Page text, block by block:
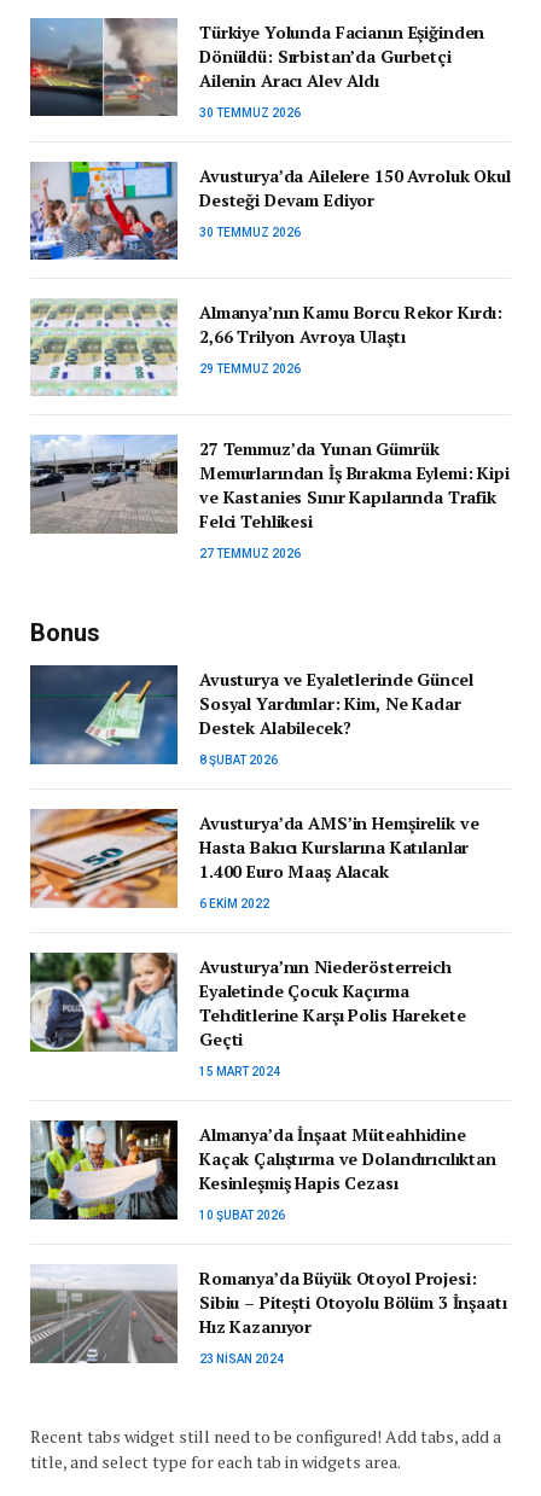
Türkiye Yolunda Facianın Eşiğinden
Dönüldü: Sırbistan’da Gurbetçi
Ailenin Aracı Alev Aldı
30 TEMMUZ 2026
Avusturya’da Ailelere 150 Avroluk Okul
Desteği Devam Ediyor
30 TEMMUZ 2026
Almanya’nın Kamu Borcu Rekor Kırdı:
2,66 Trilyon Avroya Ulaştı
29 TEMMUZ 2026
27 Temmuz’da Yunan Gümrük
Memurlarından İş Bırakma Eylemi: Kipi
ve Kastanies Sınır Kapılarında Trafik
Felci Tehlikesi
27 TEMMUZ 2026
Bonus
Avusturya ve Eyaletlerinde Güncel
Sosyal Yardımlar: Kim, Ne Kadar
Destek Alabilecek?
8 ŞUBAT 2026
Avusturya’da AMS’in Hemşirelik ve
Hasta Bakıcı Kurslarına Katılanlar
1.400 Euro Maaş Alacak
6 EKIM 2022
Avusturya’nın Niederösterreich
Eyaletinde Çocuk Kaçırma
Tehditlerine Karşı Polis Harekete
Geçti
15 MART 2024
Almanya’da İnşaat Müteahhidine
Kaçak Çalıştırma ve Dolandırıcılıktan
Kesinleşmiş Hapis Cezası
10 ŞUBAT 2026
Romanya’da Büyük Otoyol Projesi:
Sibiu – Pitești Otoyolu Bölüm 3 İnşaatı
Hız Kazanıyor
23 NISAN 2024
Recent tabs widget still need to be configured! Add tabs, add a
title, and select type for each tab in widgets area.